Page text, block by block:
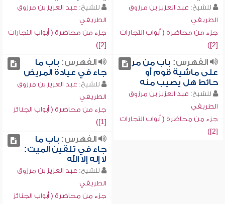
للشيخ: عبد العزيز بن مرزوق
الطريفي
جزء من محاضرة ( أبواب التجارات
[2])
للشيخ: عبد العزيز بن مرزوق
الطريفي
جزء من محاضرة ( أبواب التجارات
[2])
الفهرس: باب من مر
على ماشية قوم أو
حائط هل يصيب منه
للشيخ: عبد العزيز بن مرزوق
الطريفي
جزء من محاضرة ( أبواب التجارات
[2])
الفهرس: باب ما
جاء في عيادة المريض
للشيخ: عبد العزيز بن مرزوق
الطريفي
جزء من محاضرة ( أبواب الجنائز
[1])
الفهرس: باب ما
جاء في تلقين الميت:
لا إله إلا الله
للشيخ: عبد العزيز بن مرزوق
الطريفي
جزء من محاضرة ( أبواب الجنائز